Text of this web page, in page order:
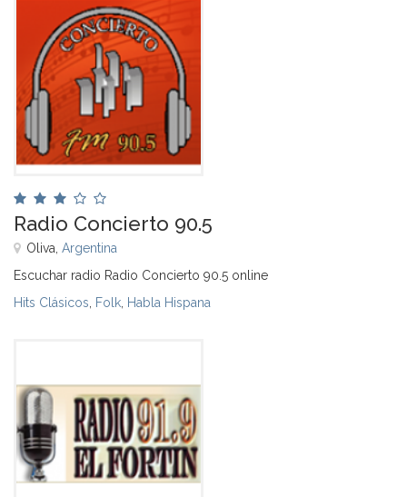
Radio Concierto 90.5
Oliva, Argentina
Escuchar radio Radio Concierto 90.5 online
Hits Clásicos Folk Habla Hispana